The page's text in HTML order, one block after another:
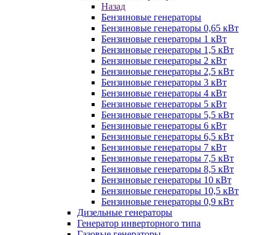
Назад
Бензиновые генераторы
Бензиновые генераторы 0,65 кВт
Бензиновые генераторы 1 кВт
Бензиновые генераторы 1,5 кВт
Бензиновые генераторы 2 кВт
Бензиновые генераторы 2,5 кВт
Бензиновые генераторы 3 кВт
Бензиновые генераторы 4 кВт
Бензиновые генераторы 5 кВт
Бензиновые генераторы 5,5 кВт
Бензиновые генераторы 6 кВт
Бензиновые генераторы 6,5 кВт
Бензиновые генераторы 7 кВт
Бензиновые генераторы 7,5 кВт
Бензиновые генераторы 8,5 кВт
Бензиновые генераторы 10 кВт
Бензиновые генераторы 10,5 кВт
Бензиновые генераторы 0,9 кВт
Дизельные генераторы
Генератор инверторного типа